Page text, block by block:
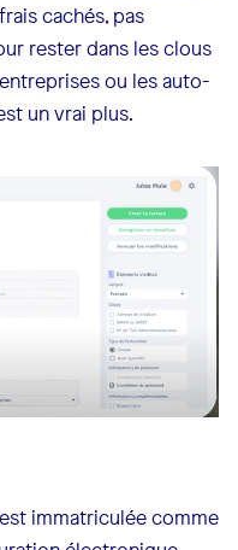
cachés, pas
rester dans les clous
ou les auto-
un vrai plus.
immatriculée comme